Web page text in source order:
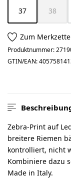
37
(Diese Option
38
Zum
Produktnummer:
GTIN/EAN:
Zebra-Print auf
breitere Riemen
kontrolliert, nicht
Kombiniere dazu
Made in Italy.